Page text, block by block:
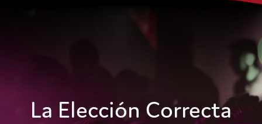
La Elección Correcta